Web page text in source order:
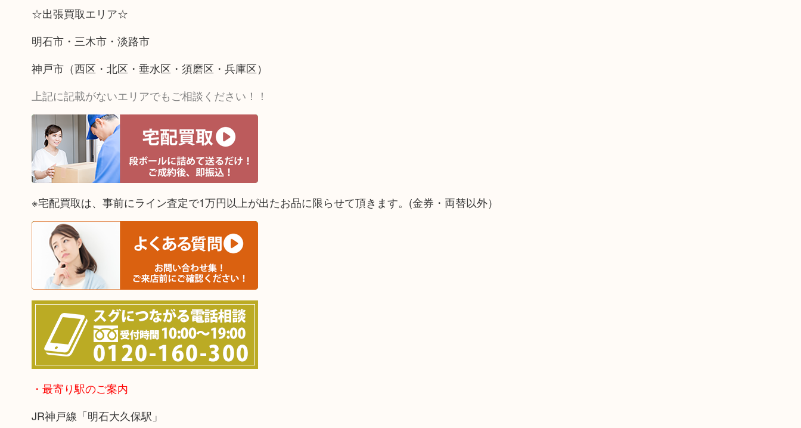
☆出張買取エリア☆
明石市・三木市・淡路市
神戸市（西区・北区・垂水区・須磨区・兵庫区）
上記に記載がないエリアでもご相談ください！！
※宅配買取は、事前にライン査定で1万円以上が出たお品に限らせて頂きます。(金券・両替以外）
・最寄り駅のご案内
JR神戸線「明石大久保駅」